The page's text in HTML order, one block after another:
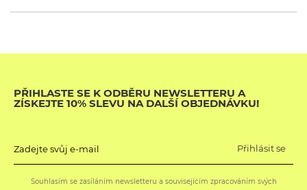
PŘIHLASTE SE K ODBĚRU NEWSLETTERU A
ZÍSKEJTE 10% SLEVU NA DALŠÍ OBJEDNÁVKU!
Zadejte svůj e-mail Přihlásit se
Souhlasím se zasíláním newsletteru a souvisejícím zpracováním svých